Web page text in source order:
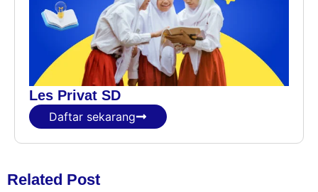
Les Privat SD
Daftar sekarang
Related Post